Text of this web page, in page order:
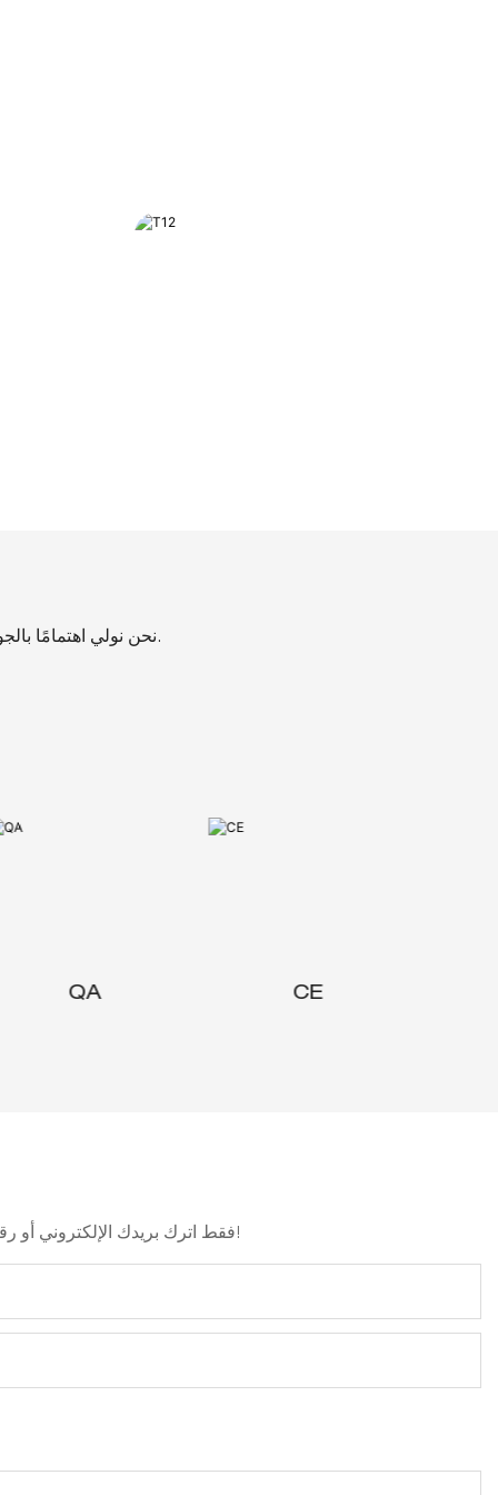
نحن نولي اهتمامًا بالجودة، بدءًا من اختيار المواد وحتى الإنتاج، ويتم فحص كل خطوة بدقة لضمان أعلى معايير الجودة.
QA CE
فقط اترك بريدك الإلكتروني أو رقم هاتفك في نموذج الاتصال حتى نتمكن من إرسال عرض أسعار مجاني لنا لمجموعة واسعة من التصاميم!